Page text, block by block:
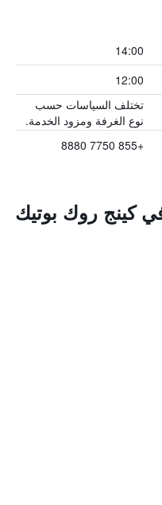
14:00
12:00
تختلف السياسات حسب
نوع الغرفة ومزود الخدمة.
+855 7750 8880
كينج روك بوتيك